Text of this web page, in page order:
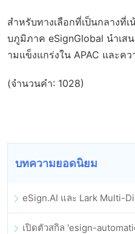
สำหรับทางเลือกที่เป็นกลางที่
บภูมิภาค eSignGlobal นำเส
ามแข็งแกร่งใน APAC และค
(จำนวนคำ: 1028)
บทความยอดนิยม